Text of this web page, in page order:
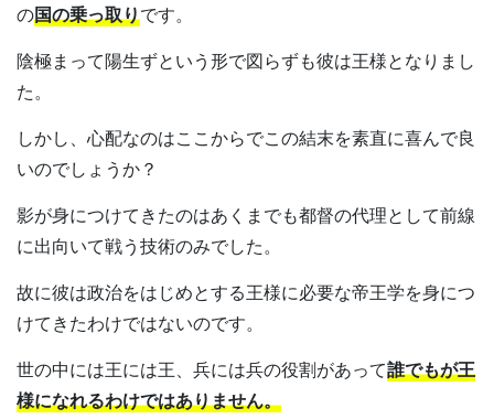
の国の乗っ取りです。
陰極まって陽生ずという形で図らずも彼は王様となりまし
た。
しかし、心配なのはここからでこの結末を素直に喜んで良
いのでしょうか？
影が身につけてきたのはあくまでも都督の代理として前線
に出向いて戦う技術のみでした。
故に彼は政治をはじめとする王様に必要な帝王学を身につ
けてきたわけではないのです。
世の中には王には王、兵には兵の役割があって誰でもが王
様になれるわけではありません。